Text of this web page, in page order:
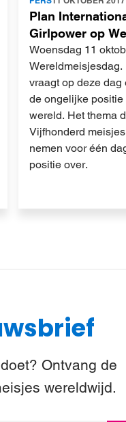
Plan
Girlpower op
Woensdag 11
vraagt op deze dag
de ongelijke
wereld. Het thema
Vijfhonderd
nemen voor één
positie over.
meer
Ontvang de
wereldwijd.